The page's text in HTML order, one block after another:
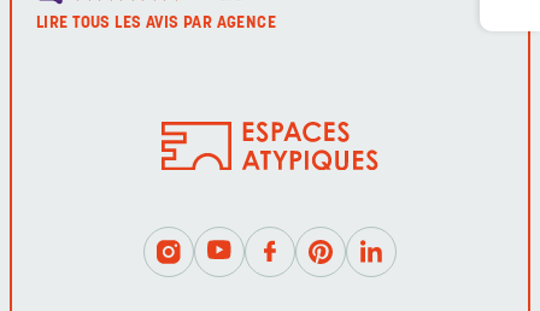
LIRE TOUS LES AVIS PAR AGENCE